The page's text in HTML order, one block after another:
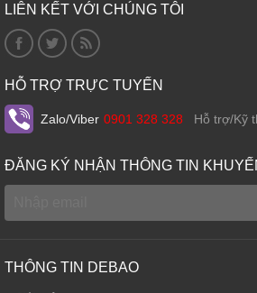
LIÊN KẾT VỚI CHÚNG TÔI
HỖ TRỢ TRỰC TUYẾN
Zalo/Viber 0901 328 328 Hỗ trợ/Kỹ
ĐĂNG KÝ NHẬN THÔNG TIN
THÔNG TIN DEBAO